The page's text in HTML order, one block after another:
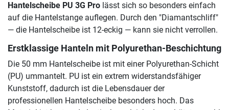
Hantelscheibe PU 3G Pro lässt sich so besonders einfach
auf die Hantelstange auflegen. Durch den "Diamantschliff"
— die Hantelscheibe ist 12-eckig — kann sie nicht verrollen.
Erstklassige Hanteln mit Polyurethan-Beschichtung
Die 50 mm Hantelscheibe ist mit einer Polyurethan-Schicht
(PU) ummantelt. PU ist ein extrem widerstandsfähiger
Kunststoff, dadurch ist die Lebensdauer der
professionellen Hantelscheibe besonders hoch. Das